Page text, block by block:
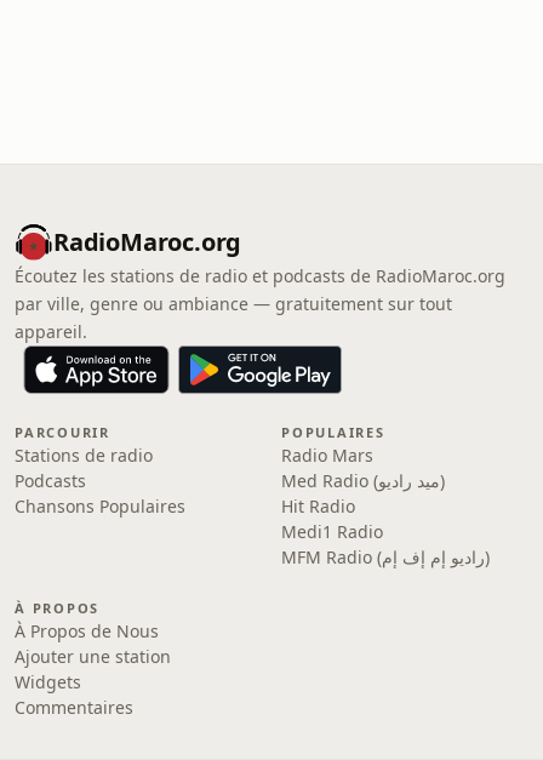
RadioMaroc.org
Écoutez les stations de radio et podcasts de RadioMaroc.org
par ville, genre ou ambiance — gratuitement sur tout
appareil.
PARCOURIR
Stations de radio
Podcasts
Chansons Populaires
POPULAIRES
Radio Mars
Med Radio (ميد راديو)
Hit Radio
Medi1 Radio
MFM Radio (راديو إم إف إم)
À PROPOS
À Propos de Nous
Ajouter une station
Widgets
Commentaires